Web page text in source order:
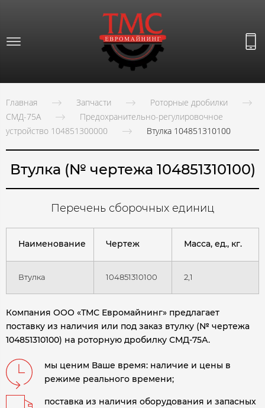
Главная Запчасти
Роторные дробилки
СМД-75А
Предохранительно-регулировочное
устройство 104851300000
Втулка 104851310100
Втулка (№ чертежа 104851310100)
Перечень сборочных единиц
Наименование Чертеж Масса, ед., кг.
Втулка 104851310100 2,1
Компания ООО «ТМС Евромайнинг» предлагает
поставку из наличия или под заказ втулку (№ чертежа
104851310100) на роторную дробилку СМД-75А.
мы ценим Ваше время: наличие и цены в
режиме реального времени;
поставка из наличия оборудования и запасных